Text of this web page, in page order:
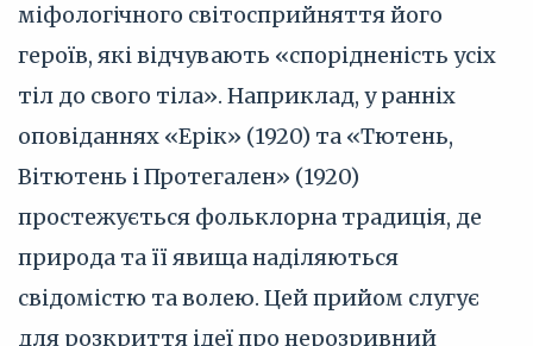
міфологічного світосприйняття його
героїв, які відчувають «спорідненість усіх
тіл до свого тіла». Наприклад, у ранніх
оповіданнях «Ерік» (1920) та «Тютень,
Вітютень і Протегален» (1920)
простежується фольклорна традиція, де
природа та її явища наділяються
свідомістю та волею. Цей прийом слугує
для розкриття ідеї про нерозривний